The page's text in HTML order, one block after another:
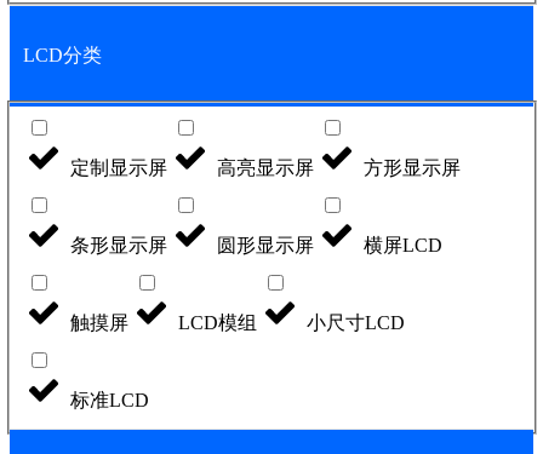
LCD分类
定制显示屏 高亮显示屏 方形显示屏
条形显示屏 圆形显示屏 横屏LCD
触摸屏 LCD模组 小尺寸LCD
标准LCD